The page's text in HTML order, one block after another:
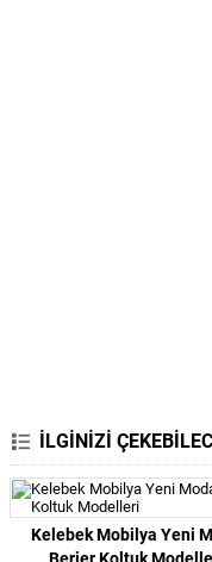
İLGİNİZİ
Kelebek Mobilya Yeni